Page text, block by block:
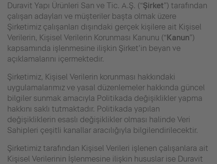
Duravit Yapı Ürünleri San ve Tic. A.Ş. (“Şirket”) tarafından
çalışan adayları ve müşteriler başta olmak üzere
Şirketimiz çalışanları dışındaki gerçek kişilere ait Kişisel
Verilerin, Kişisel Verilerin Korunması Kanunu (“Kanun”)
kapsamında işlenmesine ilişkin Şirket’in beyan ve
açıklamalarını içermektedir.
Şirketimiz, Kişisel Verilerin korunması hakkındaki
uygulamalarımız ve yasal düzenlemeler hakkında güncel
bilgiler sunmak amacıyla Politikada değişiklikler yapma
hakkını saklı tutmaktadır. Politikada yapılan
değişikliklerin esaslı değişiklikler olması halinde Veri
Sahipleri çeşitli kanallar aracılığıyla bilgilendirilecektir.
Şirketimiz tarafından Kişisel Verileri işlenen çalışanlara ait
Kişisel Verilerinin İşlenmesine ilişkin hususlar ise Duravit